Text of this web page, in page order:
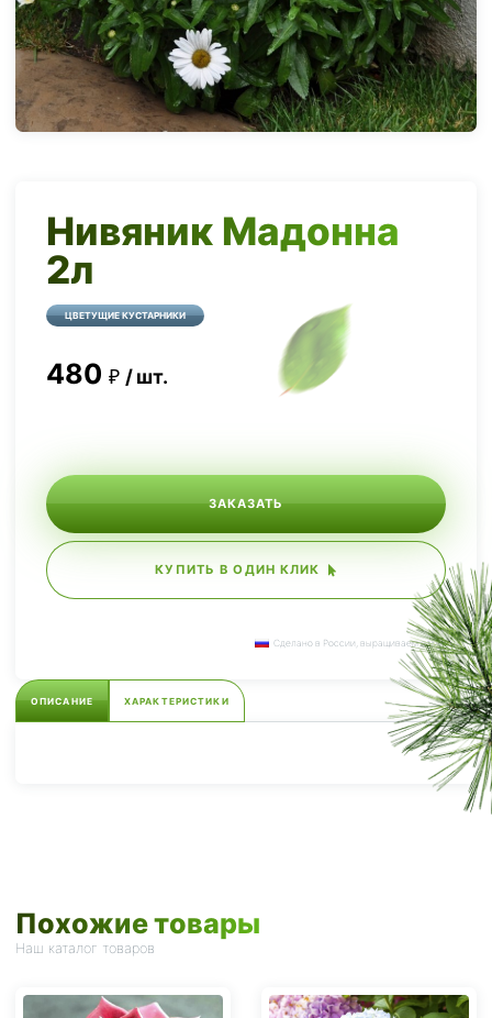
Нивяник Мадонна
2л
ЦВЕТУЩИЕ КУСТАРНИКИ
480 шт.
ЗАКАЗАТЬ
КУПИТЬ В ОДИН КЛИК
Сделано в России, выращиваем сами.
ОПИСАНИЕ ХАРАКТЕРИСТИКИ
Похожие товары
Наш каталог товаров